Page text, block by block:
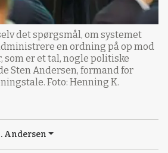
det spørgsmål, om systemet
en ordning på op mod
er et tal, nogle politiske
Sten Andersen, formand for
Foto: Henning K.
Andersen